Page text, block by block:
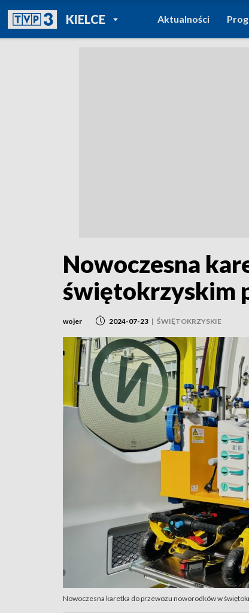
KIELCEPOWRÓT DO
TVP REGIONY
Aktualności
Nowoczesna
świętokrzyskim
wojer 2024-07-23 | ŚWIĘTOKRZYSKIE
Nowoczesna karetka do przewozu noworodków w